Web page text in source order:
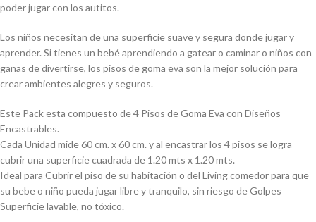
poder jugar con los autitos.
Los niños necesitan de una superficie suave y segura donde jugar y
aprender. Si tienes un bebé aprendiendo a gatear o caminar o niños con
ganas de divertirse, los pisos de goma eva son la mejor solución para
crear ambientes alegres y seguros.
Este Pack esta compuesto de 4 Pisos de Goma Eva con Diseños
Encastrables.
Cada Unidad mide 60 cm. x 60 cm. y al encastrar los 4 pisos se logra
cubrir una superficie cuadrada de 1.20 mts x 1.20 mts.
Ideal para Cubrir el piso de su habitación o del Living comedor para que
su bebe o niño pueda jugar libre y tranquilo, sin riesgo de Golpes
Superficie lavable, no tóxico.